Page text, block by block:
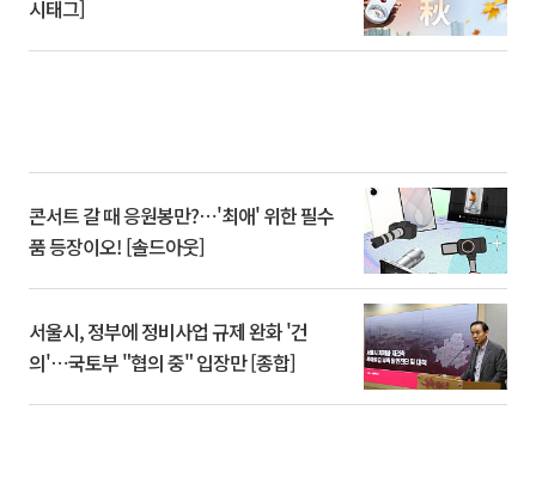
시태그]
콘서트 갈 때 응원봉만?⋯'최애' 위한 필수
품 등장이오! [솔드아웃]
서울시, 정부에 정비사업 규제 완화 '건
의'⋯국토부 "협의 중" 입장만 [종합]